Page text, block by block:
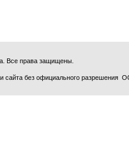
Все права защищены.
сайта без официального разрешения